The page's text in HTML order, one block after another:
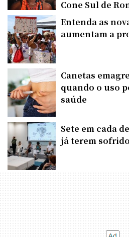
Cone Sul de
Entenda as
aumentam a
Canetas
quando o uso
saúde
Sete em cada
já terem